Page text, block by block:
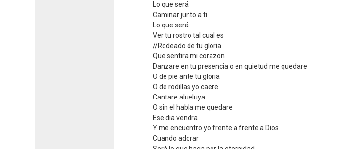
Lo que será
Caminar junto a ti
Lo que será
Ver tu rostro tal cual es
//Rodeado de tu gloria
Que sentira mi corazon
Danzare en tu presencia o en quietud me quedare
O de pie ante tu gloria
O de rodillas yo caere
Cantare alueluya
O sin el habla me quedare
Ese dia vendra
Y me encuentro yo frente a frente a Dios
Cuando adorar